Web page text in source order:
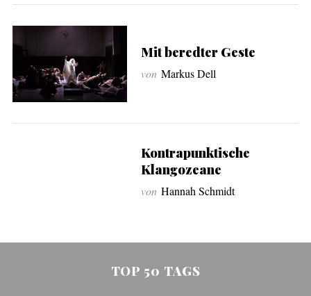
Mit beredter Geste
von Markus Dell
Kontrapunktische
Klangozeane
von Hannah Schmidt
TOP 50 TAGS